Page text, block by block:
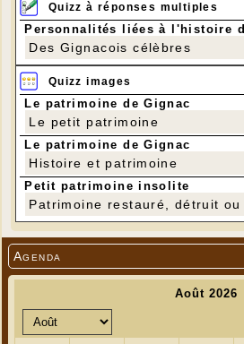
Agenda
Quizz à réponses multiples
Personnalités liées à l'histoire
Des Gignacois célèbres
Quizz images
Le patrimoine de Gignac
Le petit patrimoine
Le patrimoine de Gignac
Histoire et patrimoine
Petit patrimoine insolite
Patrimoine restauré, détruit ou